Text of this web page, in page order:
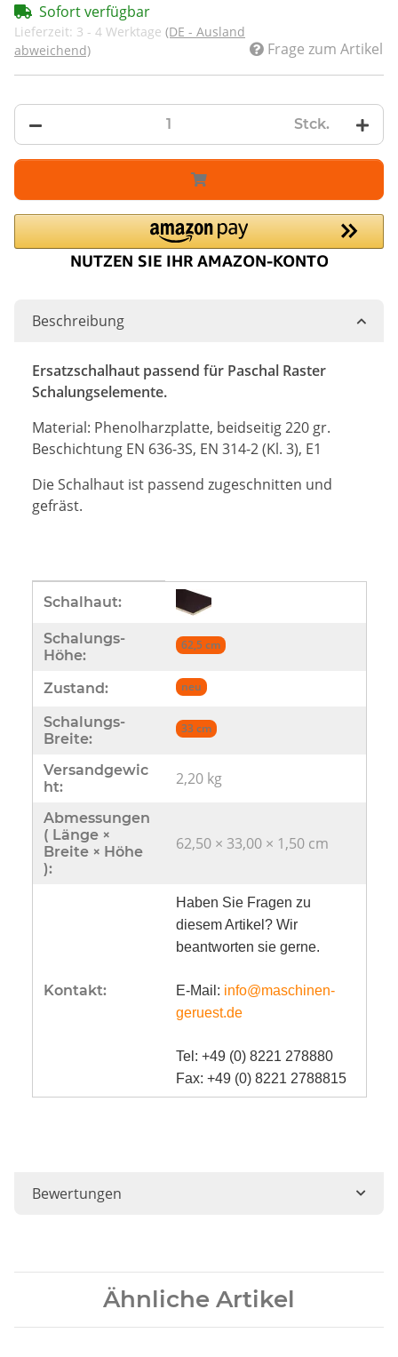
Sofort verfügbar
Lieferzeit: 3 - 4 Werktage (DE - Ausland
abweichend)
Frage zum Artikel
Stck.
Beschreibung
Ersatzschalhaut passend für Paschal Raster
Schalungselemente.
Material: Phenolharzplatte, beidseitig 220 gr.
Beschichtung EN 636-3S, EN 314-2 (Kl. 3), E1
Die Schalhaut ist passend zugeschnitten und
gefräst.
Produkteigenschaft
Wert
Schalhaut:
Schalungs-
Höhe:
62,5 cm
Zustand: neu
Schalungs-
Breite:
33 cm
Versandgewic
ht:
2,20 kg
Abmessungen
( Länge ×
Breite × Höhe
):
62,50 × 33,00 × 1,50 cm
Kontakt:
Haben Sie Fragen zu
diesem Artikel? Wir
beantworten sie gerne.
E-Mail: info@maschinen-
geruest.de
Tel: +49 (0) 8221 278880
Fax: +49 (0) 8221 2788815
Bewertungen
Ähnliche Artikel